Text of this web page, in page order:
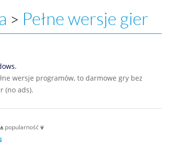
> Pełne wersje gier
wersje programów, to darmowe gry bez
(no ads).
popularność